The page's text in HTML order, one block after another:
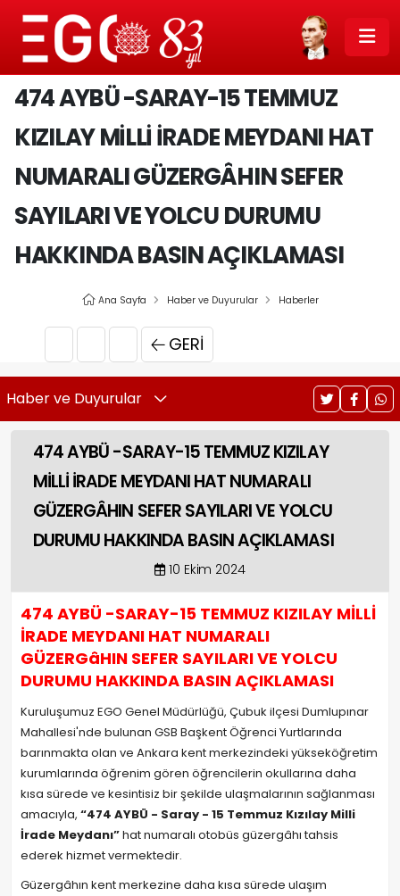
474 AYBÜ -SARAY-15 TEMMUZ
KIZILAY MİLLİ İRADE MEYDANI HAT
NUMARALI GÜZERGÂHIN SEFER
SAYILARI VE YOLCU DURUMU
HAKKINDA BASIN AÇIKLAMASI
Ana Sayfa Haber ve Duyurular Haberler
GERI
Haber ve Duyurular
474 AYBÜ -SARAY-15 TEMMUZ KIZILAY
MİLLİ İRADE MEYDANI HAT NUMARALI
GÜZERGÂHIN SEFER SAYILARI VE YOLCU
DURUMU HAKKINDA BASIN AÇIKLAMASI
10 Ekim 2024
474 AYBÜ -SARAY-15 TEMMUZ KIZILAY MİLLİ
İRADE MEYDANI HAT NUMARALI
GÜZERGâHIN SEFER SAYILARI VE YOLCU
DURUMU HAKKINDA BASIN AÇIKLAMASI
Kuruluşumuz EGO Genel Müdürlüğü, Çubuk ilçesi Dumlupınar
Mahallesi'nde bulunan GSB Başkent Öğrenci Yurtlarında
barınmakta olan ve Ankara kent merkezindeki yükseköğretim
kurumlarında öğrenim gören öğrencilerin okullarına daha
kısa sürede ve kesintisiz bir şekilde ulaşmalarının sağlanması
amacıyla, “474 AYBÜ - Saray - 15 Temmuz Kızılay Milli
İrade Meydanı”hat numaralı otobüs güzergâhı tahsis
ederek hizmet vermektedir.
Güzergâhın kent merkezine daha kısa sürede ulaşım